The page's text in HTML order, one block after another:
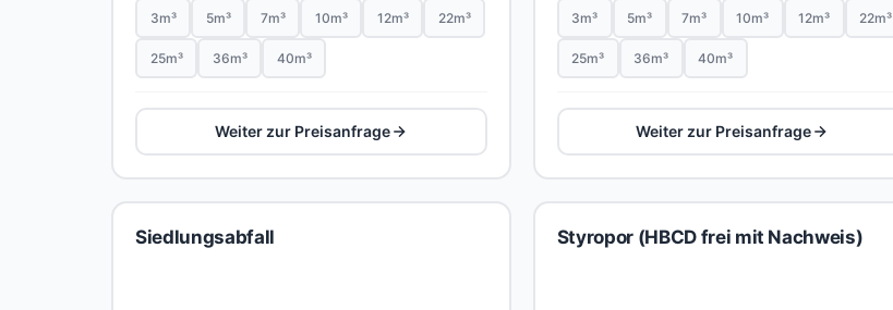
3m³ 5m³ 7m³ 10m³ 12m³ 22m³
25m³ 36m³ 40m³
Weiter zur Preisanfrage
3m³ 5m³ 7m³ 10m³ 12m³ 22m³
25m³ 36m³ 40m³
Weiter zur Preisanfrage
Siedlungsabfall Styropor (HBCD frei mit Nachweis)